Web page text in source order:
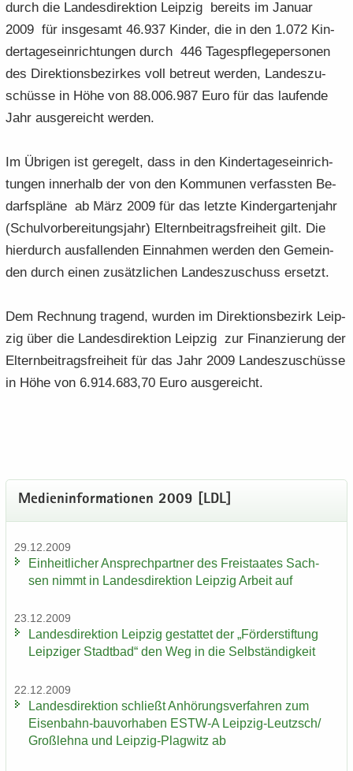
durch die Lan­des­di­rek­ti­on Leip­zig be­reits im Ja­nu­ar
2009 für ins­ge­samt 46.937 Kin­der, die in den 1.072 Kin­
der­ta­ges­ein­rich­tun­gen durch 446 Ta­ges­pfle­ge­per­so­nen
des Di­rek­ti­ons­be­zir­kes voll be­treut wer­den, Lan­des­zu­
schüs­se in Höhe von 88.006.987 Euro für das lau­fen­de
Jahr aus­ge­reicht wer­den.
Im Üb­ri­gen ist ge­re­gelt, dass in den Kin­der­ta­ges­ein­rich­
tun­gen in­ner­halb der von den Kom­mu­nen ver­fass­ten Be­
darfs­plä­ne ab März 2009 für das letz­te Kin­der­gar­ten­jahr
(Schul­vor­be­rei­tungs­jahr) El­tern­bei­trags­frei­heit gilt. Die
hier­durch aus­fal­len­den Ein­nah­men wer­den den Ge­mein­
den durch einen zu­sätz­li­chen Lan­des­zu­schuss er­setzt.
Dem Rech­nung tra­gend, wur­den im Di­rek­ti­ons­be­zirk Leip­
zig über die Lan­des­di­rek­ti­on Leip­zig zur Fi­nan­zie­rung der
El­tern­bei­trags­frei­heit für das Jahr 2009 Lan­des­zu­schüs­se
in Höhe von 6.914.683,70 Euro aus­ge­reicht.
Me­di­en­in­for­ma­tio­nen 2009 [LDL]
29.12.2009
Ein­heit­li­cher An­sprech­part­ner des Frei­staa­tes Sach­
sen nimmt in Lan­des­di­rek­ti­on Leip­zig Ar­beit auf
23.12.2009
Lan­des­di­rek­ti­on Leip­zig ge­stat­tet der „För­der­stif­tung
Leip­zi­ger Stadt­bad“ den Weg in die Selb­stän­dig­keit
22.12.2009
Lan­des­di­rek­ti­on schließt An­hö­rungs­ver­fah­ren zum
Eisenbahn-​bauvorhaben ESTW-​A Leipzig-​Leutzsch/
Groß­leh­na und Leipzig-​Plagwitz ab